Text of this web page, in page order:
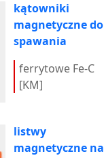
kątowniki
magnetyczne do
spawania
ferrytowe Fe-C
[KM]
listwy
magnetyczne na